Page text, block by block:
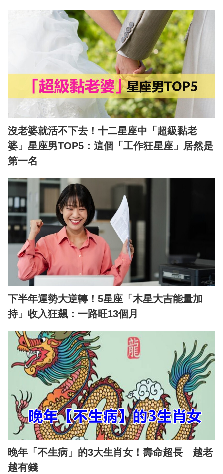
沒老婆就活不下去！十二星座中「超級黏老
婆」星座男TOP5：這個「工作狂星座」居然是
第一名
下半年運勢大逆轉！5星座「木星大吉能量加
持」收入狂飆：一路旺13個月
晚年「不生病」的3大生肖女！壽命超長 越老
越有錢